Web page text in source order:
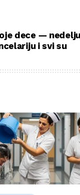
dece — nedelju
i svi su